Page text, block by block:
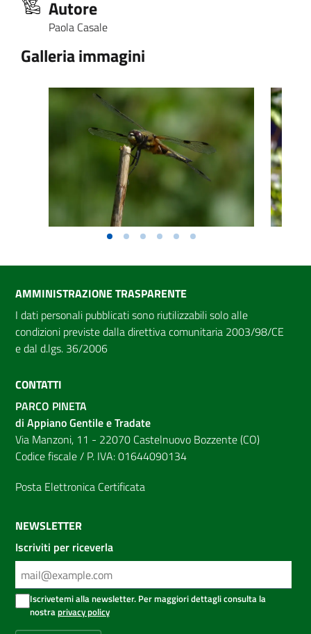
Autore
Paola Casale
Galleria immagini
AMMINISTRAZIONE TRASPARENTE
I dati personali pubblicati sono riutilizzabili solo alle
condizioni previste dalla direttiva comunitaria 2003/98/CE
e dal d.lgs. 36/2006
CONTATTI
PARCO PINETA
di Appiano Gentile e Tradate
Via Manzoni, 11 - 22070 Castelnuovo Bozzente (CO)
Codice fiscale / P. IVA: 01644090134
Posta Elettronica Certificata
NEWSLETTER
Iscriviti per riceverla
Iscrivetemi alla newsletter. Per maggiori dettagli consulta la
nostraprivacy policy